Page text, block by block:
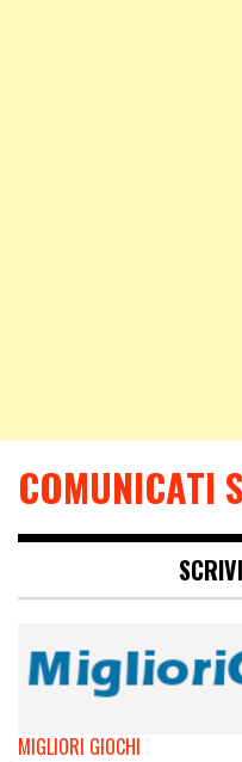
COMUNICATI
MIGLIORI GIOCHI